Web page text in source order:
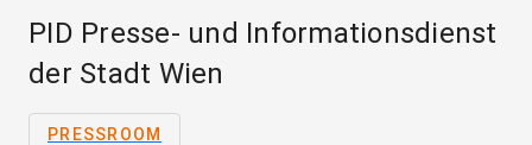
PID Presse- und Informationsdienst
der Stadt Wien
PRESSROOM